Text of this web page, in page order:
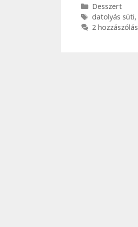
Kategória
Desszert
Címkék
datolyás süti,
2 hozzászólás